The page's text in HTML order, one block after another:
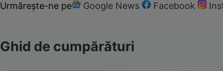
Urmărește-ne pe Google News Facebook
Ghid de cumpărături